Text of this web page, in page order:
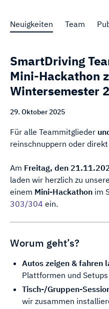
Neuigkeiten Team
SmartDriving
Mini-Hackathon
Wintersemester
29. Oktober 2025
Für alle Teammitglieder
reinschnuppern oder
Am Freitag, den
laden wir herzlich zu
einem Mini-Hackathon im
303/304 ein.
Worum geht’s?
Autos zeigen & fahren
Plattformen und Setups
Tisch-/Gruppen-
wir zusammen